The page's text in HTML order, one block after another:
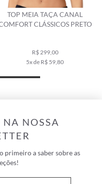
TOP MEIA TAÇA CANAL
CLÁSSICOS PRETO
R$ 299,00
5x de R$ 59,80
NA NOSSA
primeiro a saber sobre as